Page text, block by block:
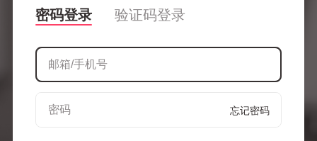
密码登录 验证码登录
忘记密码